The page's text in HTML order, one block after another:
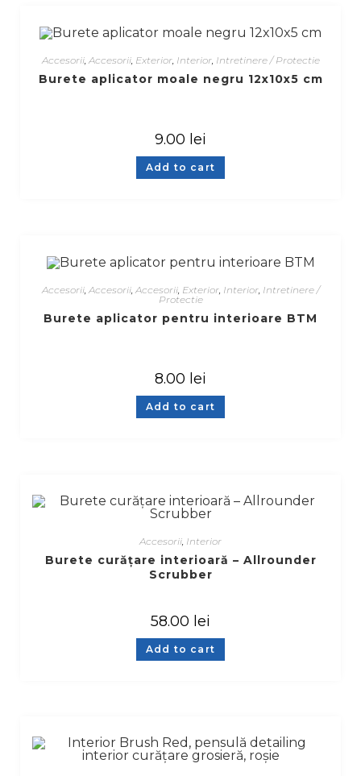
Accesorii, Accesorii, Exterior, Interior, Intretinere / Protectie
Burete aplicator moale negru 12x10x5 cm
9.00 lei
Add to cart
Accesorii, Accesorii, Accesorii, Exterior, Interior, Intretinere /
Protectie
Burete aplicator pentru interioare BTM
8.00 lei
Add to cart
Accesorii Interior
Burete curățare interioară – Allrounder
Scrubber
58.00 lei
Add to cart